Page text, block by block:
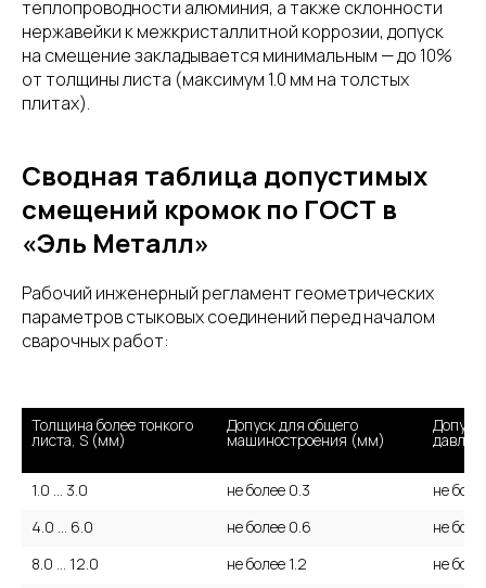
теплопроводности алюминия, а также склонности
нержавейки к межкристаллитной коррозии, допуск
на смещение закладывается минимальным — до 10%
от толщины листа (максимум 1.0 мм на толстых
плитах).
Сводная таблица допустимых
смещений кромок по ГОСТ в
«Эль Металл»
Рабочий инженерный регламент геометрических
параметров стыковых соединений перед началом
сварочных работ:
Толщина более тонкого
листа, S (мм)
Допуск для общего
машиностроения (мм)
Допуск
1.0 ... 3.0 не более 0.3
не
4.0 ... 6.0
не более 0.6
не
8.0 ... 12.0
не более 1.2
не